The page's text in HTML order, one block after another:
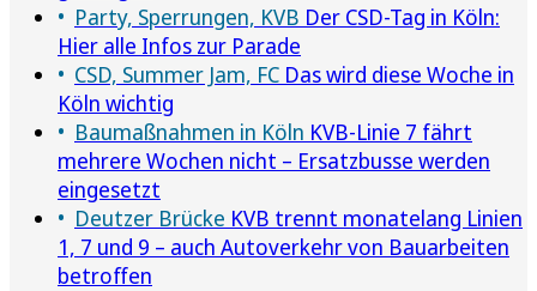
Party, Sperrungen, KVB Der CSD-Tag in Köln:
Hier alle Infos zur Parade
CSD, Summer Jam, FC Das wird diese Woche in
Köln wichtig
Baumaßnahmen in Köln KVB-Linie 7 fährt
mehrere Wochen nicht – Ersatzbusse werden
eingesetzt
Deutzer Brücke KVB trennt monatelang Linien
1, 7 und 9 – auch Autoverkehr von Bauarbeiten
betroffen